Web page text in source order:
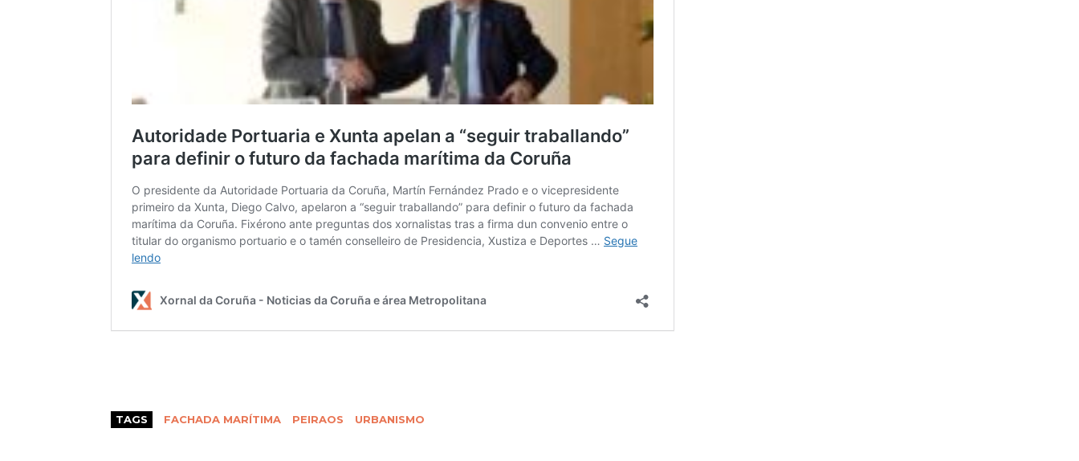
TAGS FACHADA MARÍTIMA PEIRAOS URBANISMO